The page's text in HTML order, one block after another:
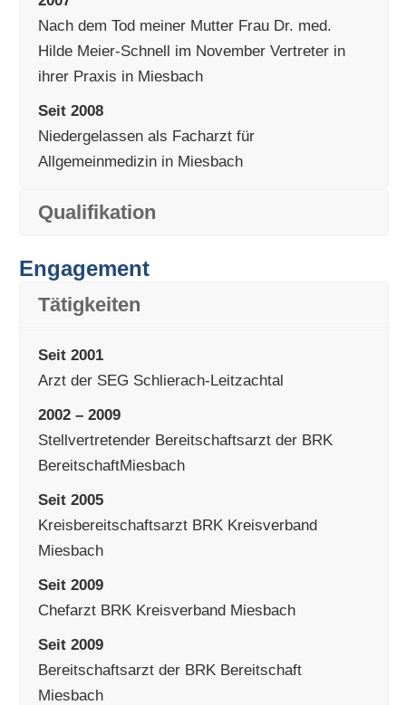
Nach dem Tod meiner Mutter Frau Dr. med.
Hilde Meier-Schnell im November Vertreter in
ihrer Praxis in Miesbach
Seit 2008
Niedergelassen als Facharzt für
Allgemeinmedizin in Miesbach
Qualifikation
Engagement
Tätigkeiten
Seit 2001
Arzt der SEG Schlierach-Leitzachtal
2002 – 2009
Stellvertretender Bereitschaftsarzt der BRK
BereitschaftMiesbach
Seit 2005
Kreisbereitschaftsarzt BRK Kreisverband
Miesbach
Seit 2009
Chefarzt BRK Kreisverband Miesbach
Seit 2009
Bereitschaftsarzt der BRK Bereitschaft
Miesbach